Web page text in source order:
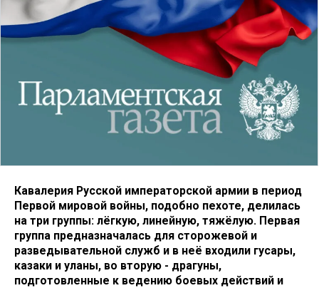
Кавалерия Русской императорской армии в период
Первой мировой войны, подобно пехоте, делилась
на три группы: лёгкую, линейную, тяжёлую. Первая
группа предназначалась для сторожевой и
разведывательной служб и в неё входили гусары,
казаки и уланы, во вторую - драгуны,
подготовленные к ведению боевых действий и